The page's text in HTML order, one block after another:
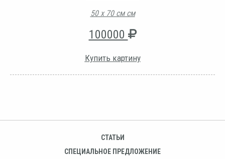
50 х 70 см см
100000
Купить картину
СТАТЬИ
СПЕЦИАЛЬНОЕ ПРЕДЛОЖЕНИЕ